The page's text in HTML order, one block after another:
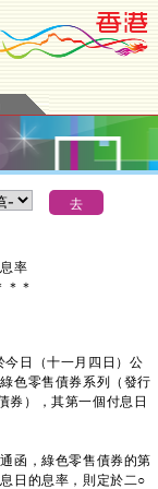
率
＊ ＊
日（十一月四日）公
色零售債券系列（發行
券），其第一個付息日
函，綠色零售債券的第
日的息率，則定於二○